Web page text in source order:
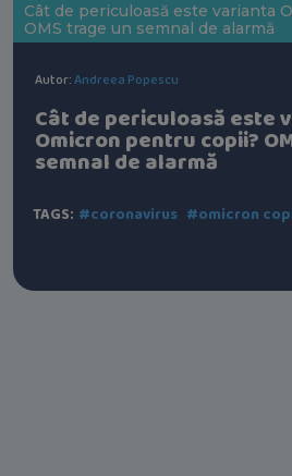
Cât de periculoasă este varianta
OMS trage un semnal de alarmă
Autor:Andreea Popescu
Cât de periculoasă este
Omicron pentru copii?
semnal de alarmă
TAGS: #coronavirus #omicron